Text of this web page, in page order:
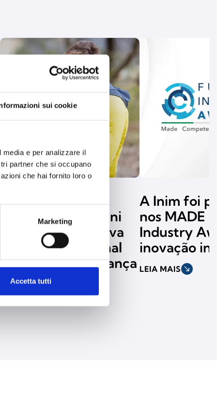
sui cookie
e per analizzare il
partner che si occupano
che hai fornito loro o
Marketing
Accetta tutti
A Inim escolhe
Massimiliano Ossini
como rosto da nova
campanha nacional
dedicada à segurança
LEIA MAIS south_east
A Inim foi
nos MADE
Industry
inovação
LEIA MAIS south_east